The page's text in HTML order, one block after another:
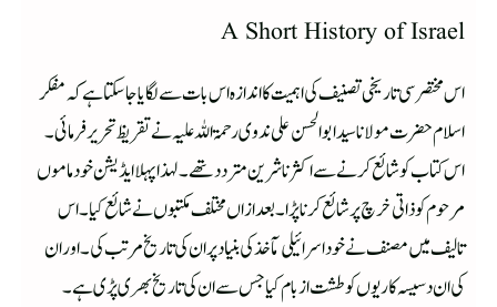
A Short History of Israel
اس مختصر سی تاریخی تصنیف کی اہمیت کا اندازہ اس بات سے لگایا جا سکتا ہے کہ مفکر
اسلام حضرت مولانا سید ابو الحسن علی ندوی رحمۃ اللہ علیہ نے تقریظ تحریر فرمائی ۔
اس کتاب کو شائع کرنے سے اکثر ناشرین متردد تھے۔ لہذا پہلا ایڈیشن خود مامو ں
مرحوم کو ذاتی خرچ پر شائع کرنا پڑا ۔ بعد ازاں مختلف مکتبوں نے شائع کیا ۔ اس
تالیف میں مصنف نے خود اسرائیلی مآخذ کی بنیاد پر ان کی تاریخ مرتب کی ۔ اور ان
کی ان دسیسہ کاریوں کو طشت از بام کیا جس سے ان کی تاریخ بھری پڑی ہے ۔